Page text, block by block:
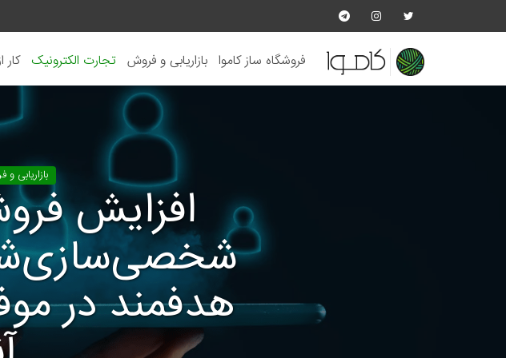
فروشگاه ساز کاموا بازاریابی و فروش تجارت الکترونیک کار
بازاریابی
افزایش
هدفمند در